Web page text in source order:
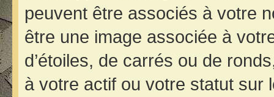
peuvent être associés à votre
être une image associée à
d’étoiles, de carrés ou de
à votre actif ou votre statut sur